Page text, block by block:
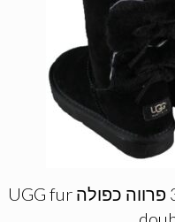
מגפי האגג דגם 3280 פרווה כפולה UGG fur